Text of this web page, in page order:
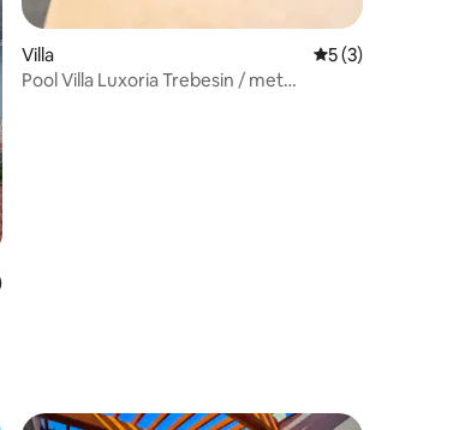
beoordeling van 4,67 uit 5, 6 recensies
Villa Gemiddelde
5 (3)
Pool Villa Luxoria Trebesin / met